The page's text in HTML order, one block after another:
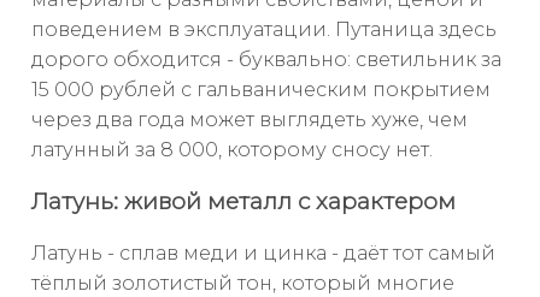
поведением в эксплуатации. Путаница здесь
дорого обходится - буквально: светильник за
15 000 рублей с гальваническим покрытием
через два года может выглядеть хуже, чем
латунный за 8 000, которому сносу нет.
Латунь: живой металл с характером
Латунь - сплав меди и цинка - даёт тот самый
тёплый золотистый тон, который многие